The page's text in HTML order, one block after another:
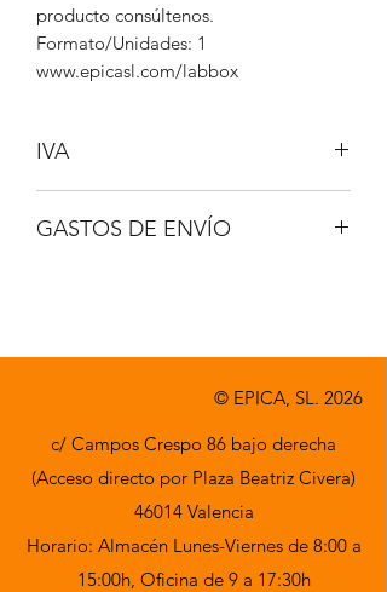
producto consúltenos.
Formato/Unidades: 1
www.epicasl.com/labbox
IVA
GASTOS DE ENVÍO
© EPICA, SL. 2026
c/ Campos Crespo 86 bajo derecha
(Acceso directo por Plaza Beatriz Civera)
46014 Valencia
Horario: Almacén Lunes-Viernes de 8:00 a
15:00h, Oficina de 9 a 17:30h